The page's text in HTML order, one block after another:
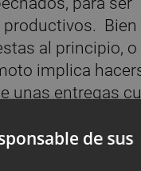
Bien
al principio,
implica
unas entregas
través de quejas
falta de firmeza
está
de sus